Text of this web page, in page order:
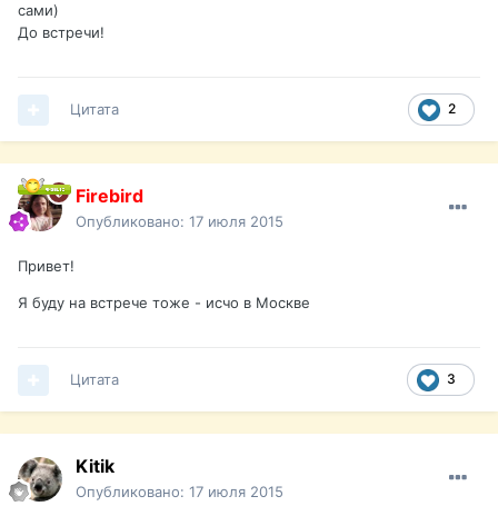
сами)
До встречи!
2
Цитата
Firebird
Опубликовано: 17 июля 2015
Привет!
Я буду на встрече тоже - исчо в Москве
3
Цитата
Kitik
Опубликовано: 17 июля 2015